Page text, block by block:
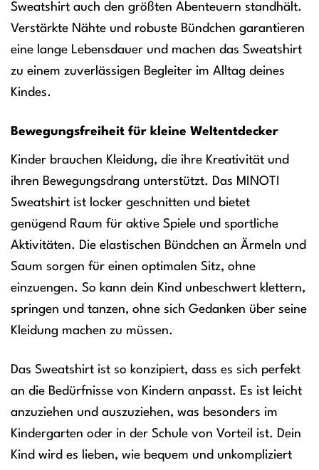
Sweatshirt auch den größten Abenteuern standhält.
Verstärkte Nähte und robuste Bündchen garantieren
eine lange Lebensdauer und machen das Sweatshirt
zu einem zuverlässigen Begleiter im Alltag deines
Kindes.
Bewegungsfreiheit für kleine Weltentdecker
Kinder brauchen Kleidung, die ihre Kreativität und
ihren Bewegungsdrang unterstützt. Das MINOTI
Sweatshirt ist locker geschnitten und bietet
genügend Raum für aktive Spiele und sportliche
Aktivitäten. Die elastischen Bündchen an Ärmeln und
Saum sorgen für einen optimalen Sitz, ohne
einzuengen. So kann dein Kind unbeschwert klettern,
springen und tanzen, ohne sich Gedanken über seine
Kleidung machen zu müssen.
Das Sweatshirt ist so konzipiert, dass es sich perfekt
an die Bedürfnisse von Kindern anpasst. Es ist leicht
anzuziehen und auszuziehen, was besonders im
Kindergarten oder in der Schule von Vorteil ist. Dein
Kind wird es lieben, wie bequem und unkompliziert